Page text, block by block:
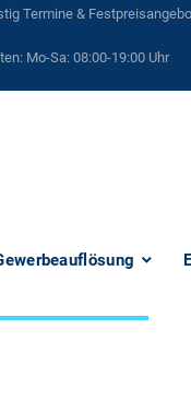
Termine &
Mo-Sa: 08:00-19:00 Uhr